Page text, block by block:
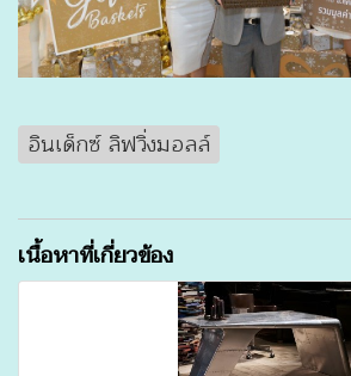
อินเด็กซ์ ลิฟวิ่งมอลล์
เนื้อหาที่เกี่ยวข้อง